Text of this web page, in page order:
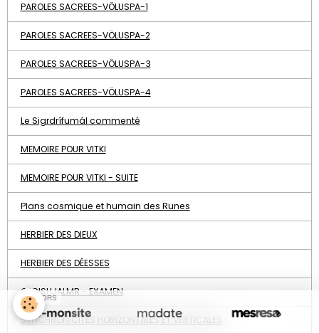
PAROLES SACREES-VÖLUSPA-1
PAROLES SACREES-VÖLUSPA-2
PAROLES SACREES-VÖLUSPA-3
PAROLES SACREES-VÖLUSPA-4
Le Sigrdrífumál commenté
MEMOIRE POUR VITKI
MEMOIRE POUR VITKI - SUITE
Plans cosmique et humain des Runes
HERBIER DES DIEUX
HERBIER DES DÉESSES
OEGISHJALMR - EXAMEN
SYNCHRONICITES HORIZONTALES ET VERTICALES
SPONSORS